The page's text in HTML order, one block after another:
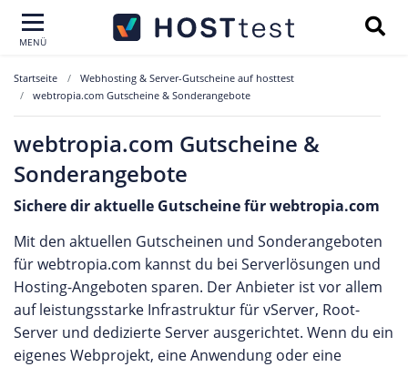
MENÜ
Startseite
Webhosting & Server-Gutscheine auf hosttest
webtropia.com Gutscheine & Sonderangebote
webtropia.com Gutscheine &
Sonderangebote
Sichere dir aktuelle Gutscheine für webtropia.com
Mit den aktuellen Gutscheinen und Sonderangeboten
für webtropia.com kannst du bei Serverlösungen und
Hosting-Angeboten sparen. Der Anbieter ist vor allem
auf leistungsstarke Infrastruktur für vServer, Root-
Server und dedizierte Server ausgerichtet. Wenn du ein
eigenes Webprojekt, eine Anwendung oder eine